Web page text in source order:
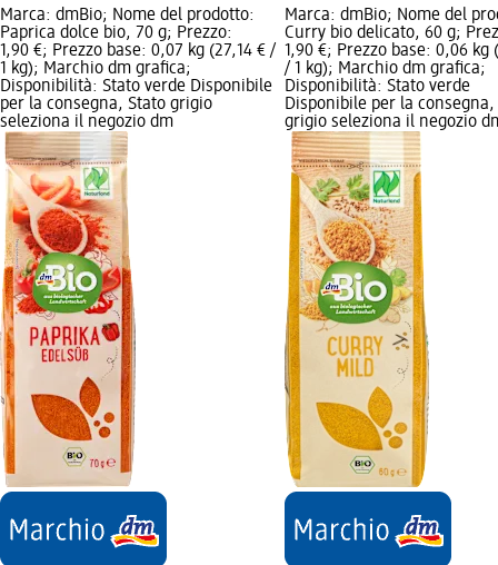
Marca: dmBio; Nome del prodotto:
Paprica dolce bio, 70 g; Prezzo:
1,90 €; Prezzo base: 0,07 kg (27,14 € /
1 kg); Marchio dm grafica;
Disponibilità: Stato verde Disponibile
per la consegna, Stato grigio
seleziona il negozio dm
Marca: dmBio; Nome del
Curry bio delicato, 60 g;
1,90 €; Prezzo base: 0,06 kg
/ 1 kg); Marchio dm grafica;
Disponibilità: Stato verde
Disponibile per la consegna,
grigio seleziona il negozio